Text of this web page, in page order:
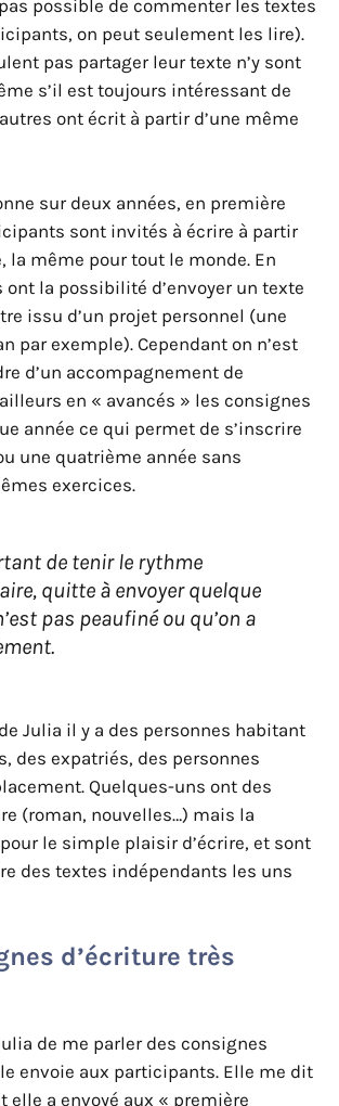
possible de commenter les textes
on peut seulement les lire).
pas partager leur texte n’y sont
s’il est toujours intéressant de
ont écrit à partir d’une même
sur deux années, en première
sont invités à écrire à partir
la même pour tout le monde. En
ont la possibilité d’envoyer un texte
issu d’un projet personnel (une
par exemple). Cependant on n’est
d’un accompagnement de
en « avancés » les consignes
année ce qui permet de s’inscrire
une quatrième année sans
exercices.
de tenir le rythme
quitte à envoyer quelque
pas peaufiné ou qu’on a
Julia il y a des personnes habitant
des expatriés, des personnes
Quelques-uns ont des
(roman, nouvelles…) mais la
le simple plaisir d’écrire, et sont
des textes indépendants les uns
d’écriture très
de me parler des consignes
envoie aux participants. Elle me dit
elle a envoyé aux « première